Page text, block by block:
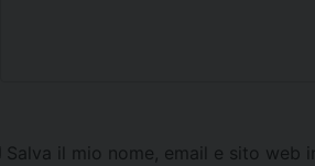
Salva il mio nome, email e sito web